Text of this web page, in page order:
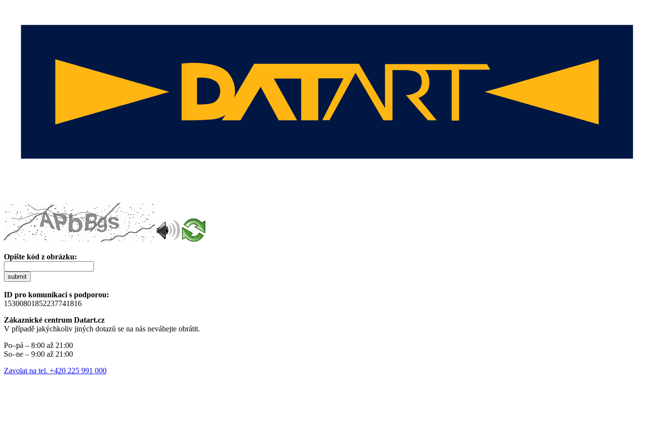
Opište kód z obrázku:
submit
ID pro komunikaci s podporou:
15300801852237741816
Zákaznické centrum Datart.cz
V případě jakýchkoliv jiných dotazů se na nás neváhejte obrátit.
Po–pá – 8:00 až 21:00
So–ne – 9:00 až 21:00
Zavolat na tel. +420 225 991 000